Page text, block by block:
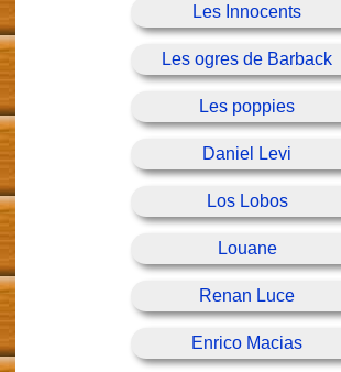
Les Innocents
Les ogres de Barback
Les poppies
Daniel Levi
Los Lobos
Louane
Renan Luce
Enrico Macias